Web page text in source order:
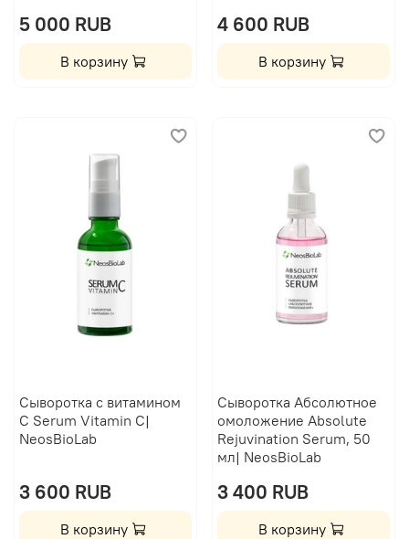
5 000 RUB
В корзину
4 600 RUB
В корзину
Сыворотка с витамином
С Serum Vitamin C|
NeosBioLab
3 600 RUB
В корзину
Сыворотка Абсолютное
омоложение Absolute
Rejuvination Serum, 50
мл| NeosBioLab
3 400 RUB
В корзину